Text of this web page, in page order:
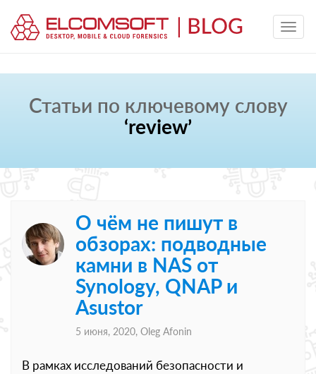
Статьи по ключевому слову
‘review’
О чём не пишут в
обзорах: подводные
камни в NAS от
Synology, QNAP и
Asustor
5 июня, 2020, Oleg Afonin
В рамках исследований безопасности и